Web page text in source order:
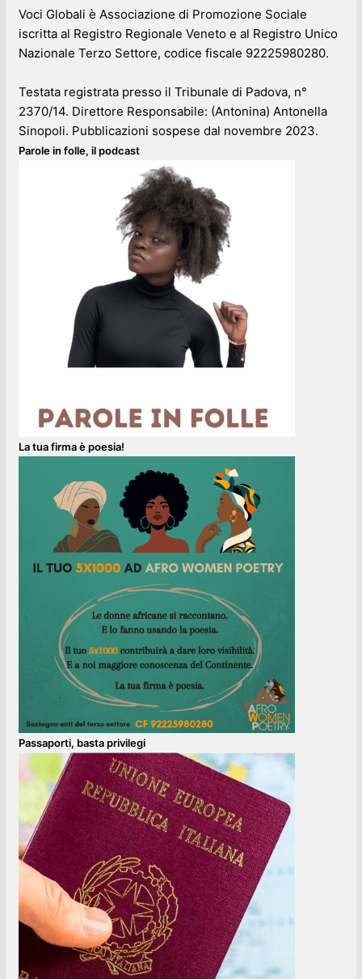
Voci Globali è Associazione di Promozione Sociale
iscritta al Registro Regionale Veneto e al Registro Unico
Nazionale Terzo Settore, codice fiscale 92225980280.
Testata registrata presso il Tribunale di Padova, n°
2370/14. Direttore Responsabile: (Antonina) Antonella
Sinopoli. Pubblicazioni sospese dal novembre 2023.
Parole in folle, il podcast
La tua firma è poesia!
Passaporti, basta privilegi